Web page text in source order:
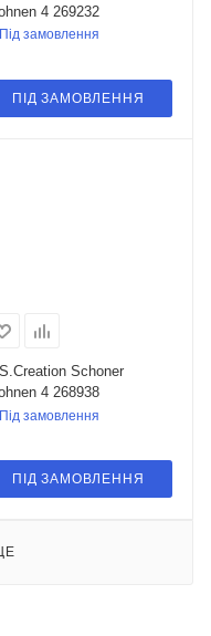
4 269232
Під замовлення
ПІД ЗАМОВЛЕННЯ
Schoner
4 268938
Під замовлення
ПІД ЗАМОВЛЕННЯ